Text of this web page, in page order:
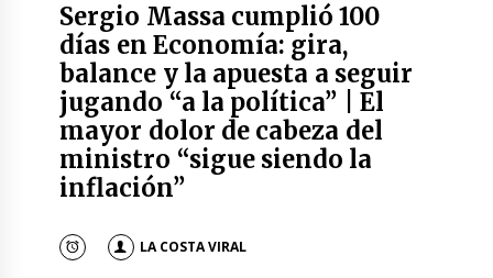
Sergio Massa cumplió 100
días en Economía: gira,
balance y la apuesta a seguir
jugando “a la política” | El
mayor dolor de cabeza del
ministro “sigue siendo la
inflación”
LA COSTA VIRAL